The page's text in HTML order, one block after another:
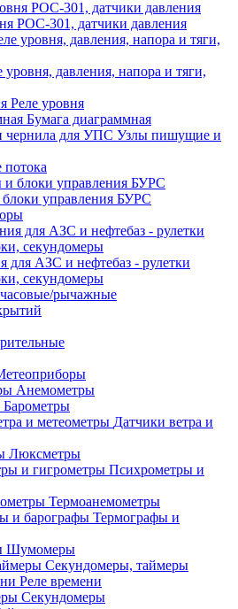
РОС-301, датчики давления
уровня, давления, напора и тяги,
Реле уровня
Бумага диаграммная
Узлы пишущие и
потока
блоки управления БУРС
для АЗС и нефтебаз - рулетки
секундомеры
рычажные
Анемометры
Барометры
Датчики ветра и
Люксметры
Психрометры и
Термоанемометры
Термографы и
Шумомеры
Секундомеры, таймеры
Реле времени
Секундомеры